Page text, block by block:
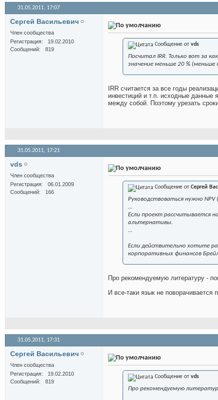
31.05.2011, 17:07
Сергей Васильевич
Член сообщества
Регистрация
19.02.2010
Сообщений
819
Сообщение от vds
Посчитал IRR. Только вот за
значение меньше 20 %
IRR считается за все годы
инвестиций и т.п. исходные
между собой. Поэтому урезать
31.05.2011, 17:21
vds
Член сообщества
Регистрация
06.01.2009
Сообщений
166
Сообщение от Сергей
Руководствоваться нужно
...
Если проект рассчитывается
альтернативы.
...
Если действительно хотите
корпоративных финансов
Про рекомендуемую литературу -
И все-таки язык не поворачивается
31.05.2011, 17:31
Сергей Васильевич
Член сообщества
Регистрация
19.02.2010
Сообщений
819
Сообщение от vds
Про рекомендуемую